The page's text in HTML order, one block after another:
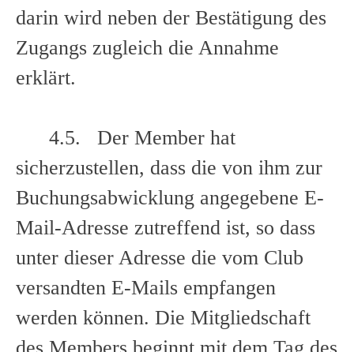
darin wird neben der Bestätigung des
Zugangs zugleich die Annahme
erklärt.
4.5. Der Member hat
sicherzustellen, dass die von ihm zur
Buchungsabwicklung angegebene E-
Mail-Adresse zutreffend ist, so dass
unter dieser Adresse die vom Club
versandten E-Mails empfangen
werden können. Die Mitgliedschaft